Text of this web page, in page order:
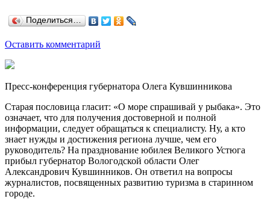
Поделиться…
Оставить комментарий
Пресс-конференция губернатора Олега Кувшинникова
Старая пословица гласит: «О море спрашивай у рыбака». Это
означает, что для получения достоверной и полной
информации, следует обращаться к специалисту. Ну, а кто
знает нужды и достижения региона лучше, чем его
руководитель? На празднование юбилея Великого Устюга
прибыл губернатор Вологодской области Олег
Александрович Кувшинников. Он ответил на вопросы
журналистов, посвященных развитию туризма в старинном
городе.